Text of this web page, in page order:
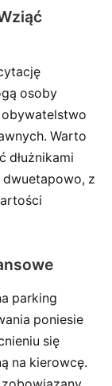
osoby
Warto
dłużnikami
dwuetapowo, z
parking
poniesie
się
na kierowcę.